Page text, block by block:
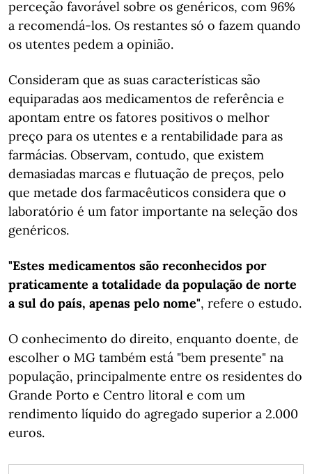
perceção favorável sobre os genéricos, com 96%
a recomendá-los. Os restantes só o fazem quando
os utentes pedem a opinião.
Consideram que as suas características são
equiparadas aos medicamentos de referência e
apontam entre os fatores positivos o melhor
preço para os utentes e a rentabilidade para as
farmácias. Observam, contudo, que existem
demasiadas marcas e flutuação de preços, pelo
que metade dos farmacêuticos considera que o
laboratório é um fator importante na seleção dos
genéricos.
"Estes medicamentos são reconhecidos por
praticamente a totalidade da população de norte
a sul do país, apenas pelo nome", refere o estudo.
O conhecimento do direito, enquanto doente, de
escolher o MG também está "bem presente" na
população, principalmente entre os residentes do
Grande Porto e Centro litoral e com um
rendimento líquido do agregado superior a 2.000
euros.